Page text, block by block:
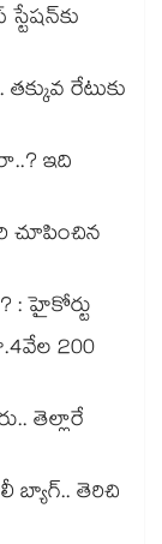
తక్కువ రేటుకు
ఇది
చూపించిన
: హైకోర్టు
200
తెల్లారే
బ్యాగ్.. తెరిచి